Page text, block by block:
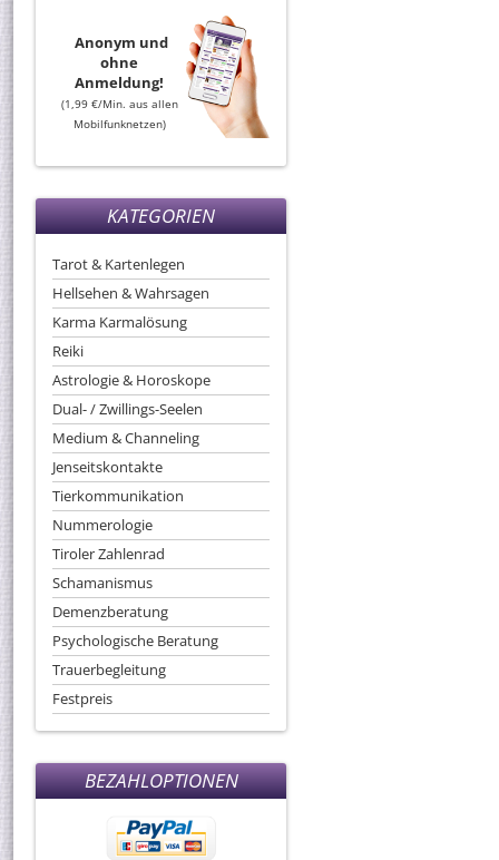
Anonym und
ohne
Anmeldung!
(1,99 €/Min. aus allen
Mobilfunknetzen)
KATEGORIEN
Tarot & Kartenlegen
Hellsehen & Wahrsagen
Karma Karmalösung
Reiki
Astrologie & Horoskope
Dual- / Zwillings-Seelen
Medium & Channeling
Jenseitskontakte
Tierkommunikation
Nummerologie
Tiroler Zahlenrad
Schamanismus
Demenzberatung
Psychologische Beratung
Trauerbegleitung
Festpreis
BEZAHLOPTIONEN